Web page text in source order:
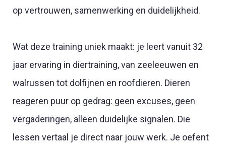
op vertrouwen, samenwerking en duidelijkheid.
Wat deze training uniek maakt: je leert vanuit 32
jaar ervaring in diertraining, van zeeleeuwen en
walrussen tot dolfijnen en roofdieren. Dieren
reageren puur op gedrag: geen excuses, geen
vergaderingen, alleen duidelijke signalen. Die
lessen vertaal je direct naar jouw werk. Je oefent